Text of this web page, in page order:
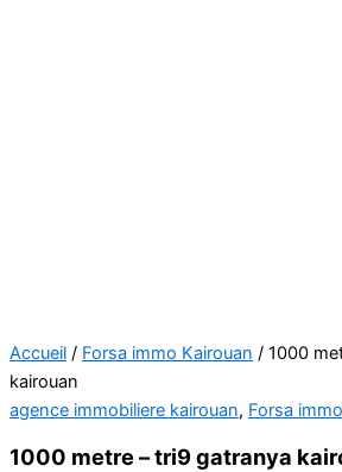
Accueil / Forsa immo Kairouan / 1000
kairouan
agence immobiliere kairouan, Forsa
1000 metre – tri9 gatranya